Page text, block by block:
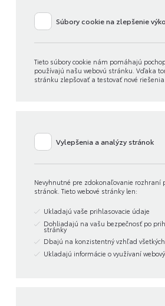
Súbory cookie na zlepšenie
Tieto súbory cookie nám pomáhajú
používajú našu webovú stránku. Vďaka
stránku zlepšovať a testovať nové riešenia.
Vylepšenia a analýzy stránok
Nevyhnutné pre zdokonaľovanie rozhraní
stránok. Tieto webové stránky len:
Ukladajú vaše prihlasovacie údaje
Dohliadajú na vašu bezpečnosť po
stránky
Dbajú na konzistentný vzhľad
Ukladajú informácie o využívaní